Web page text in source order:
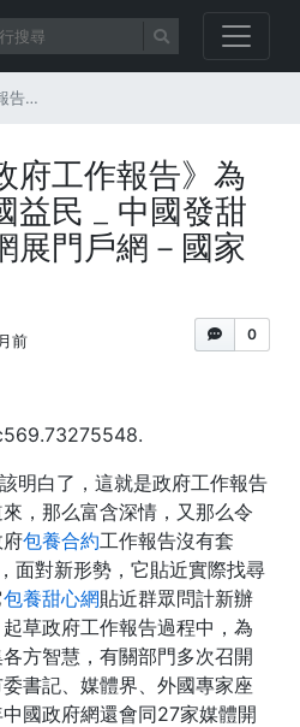
家發展門戶
府工作報告》為
益民 _ 中國發甜
展門戶網－國家
0
前
明白了，這就是政府工作報告
，那么富含深情，又那么令
包養合約工作報告沒有套
，面對新形勢，它貼近實際找尋
包養甜心網貼近群眾問計新辦
草政府工作報告過程中，為
方智慧，有關部門多次召開
書記、媒體界、外國專家座
中國政府網還會同27家媒體開